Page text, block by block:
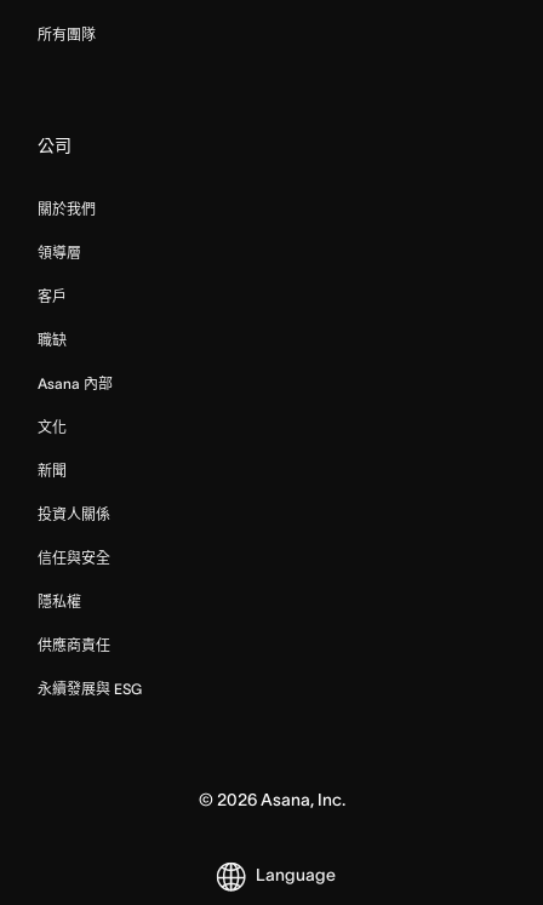
所有團隊
公司
關於我們
領導層
客戶
職缺
Asana 內部
文化
新聞
投資人關係
信任與安全
隱私權
供應商責任
永續發展與 ESG
© 2026Asana, Inc.
Language